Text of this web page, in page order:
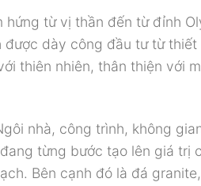
hứng từ vị thần đến từ đỉnh
được dày công đầu tư từ
thiên nhiên, thân thiện với
nhà, công trình, không
từng bước tạo lên giá
Bên cạnh đó là đá